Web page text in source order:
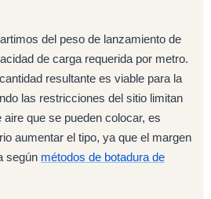
del peso de lanzamiento de
de carga requerida por metro.
resultante es viable para la
las restricciones del sitio limitan
que se pueden colocar, es
aumentar el tipo, ya que el margen
según métodos de botadura de